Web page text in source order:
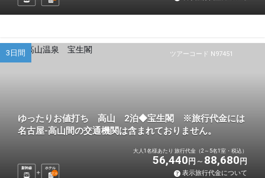
ツアーコード N97451
3日間
ゆったりお値打ち 高山 2泊◆宝生閣 ※旅行代金には
名古屋-高山間の交通機関は含まれておりません。
新幹線
ホテル
2泊
大人1名様あたり 旅行代金（2～5名1室・税込）
56,440 円 88,680 円
表示旅行代金について